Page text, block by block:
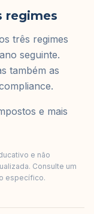
regimes
três regimes
seguinte.
também as
e mais
e não
Consulte um
específico.